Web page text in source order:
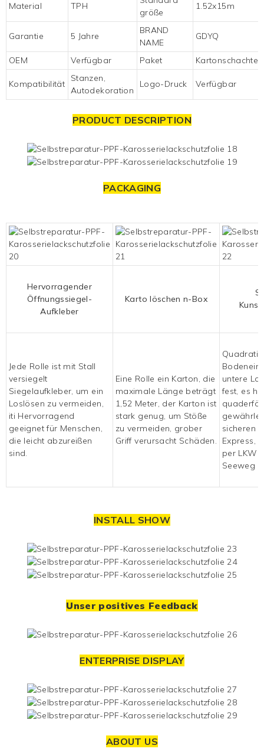
Material TPH
größe
1.52x15m
Garantie 5 Jahre
BRAND
NAME
GDYQ
OEM Verfügbar Paket Kartonschachtel
Kompatibilität
Stanzen,
Autodekoration
Logo-Druck Verfügbar
PRODUCT DESCRIPTION
PACKAGING
Hervorragender
Öffnungssiegel-
Aufkleber
Karto löschenn-Box
Jede Rolle ist mit Stall
versiegelt
Siegelaufkleber, um ein
Loslösen zu vermeiden,
iti Hervorragend
geeignet für Menschen,
die leicht abzureißen
sind.
Eine Rolle ein Karton, die
maximale Länge beträgt
1,52 Meter, der Karton ist
stark genug, um Stöße
zu vermeiden, grober
Griff verursacht Schäden.
untere
fest, es
sicheren
Express,
per LKW
Seeweg
INSTALL SHOW
Unser positives Feedback
ENTERPRISE DISPLAY
ABOUT US